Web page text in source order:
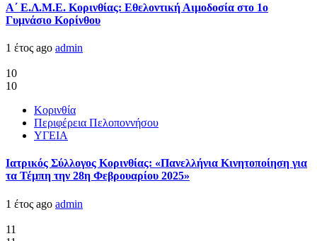
Α΄ Ε.Λ.Μ.Ε. Κορινθίας: Εθελοντική Αιμοδοσία στο 1ο
Γυμνάσιο Κορίνθου
1 έτος ago admin
10
10
Κορινθία
Περιφέρεια Πελοποννήσου
ΥΓΕΙΑ
Ιατρικός Σύλλογος Κορινθίας: «Πανελλήνια Κινητοποίηση για
τα Τέμπη την 28η Φεβρουαρίου 2025»
1 έτος ago admin
11